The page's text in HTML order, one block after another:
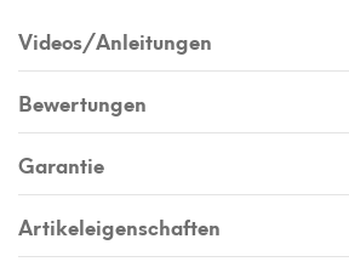
Videos/Anleitungen
Bewertungen
Garantie
Artikeleigenschaften